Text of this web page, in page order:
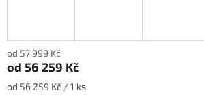
od 57 999 Kč
od 56 259 Kč
Měrná
od 56 259 Kč / 1 ks